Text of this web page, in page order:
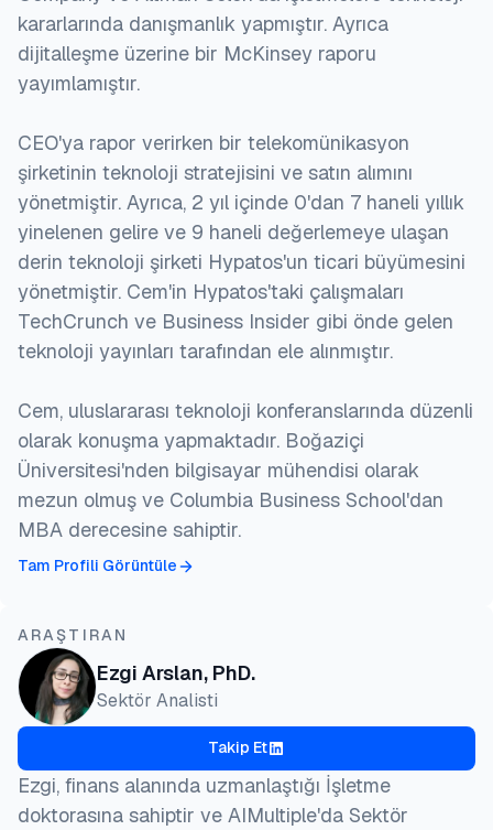
kararlarında danışmanlık yapmıştır. Ayrıca
dijitalleşme üzerine bir McKinsey raporu
yayımlamıştır.
CEO'ya rapor verirken bir telekomünikasyon
şirketinin teknoloji stratejisini ve satın alımını
yönetmiştir. Ayrıca, 2 yıl içinde 0'dan 7 haneli yıllık
yinelenen gelire ve 9 haneli değerlemeye ulaşan
derin teknoloji şirketi Hypatos'un ticari büyümesini
yönetmiştir. Cem'in Hypatos'taki çalışmaları
TechCrunch ve Business Insider gibi önde gelen
teknoloji yayınları tarafından ele alınmıştır.
Cem, uluslararası teknoloji konferanslarında düzenli
olarak konuşma yapmaktadır. Boğaziçi
Üniversitesi'nden bilgisayar mühendisi olarak
mezun olmuş ve Columbia Business School'dan
MBA derecesine sahiptir.
Tam Profili Görüntüle
ARAŞTIRAN
Ezgi Arslan, PhD.
Sektör Analisti
Takip Et
Ezgi, finans alanında uzmanlaştığı İşletme
doktorasına sahiptir ve AIMultiple'da Sektör